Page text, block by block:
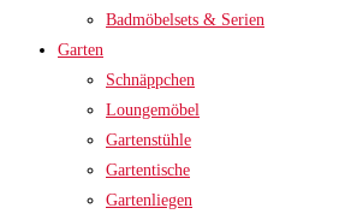
Badmöbelsets & Serien
Garten
Schnäppchen
Loungemöbel
Gartenstühle
Gartentische
Gartenliegen